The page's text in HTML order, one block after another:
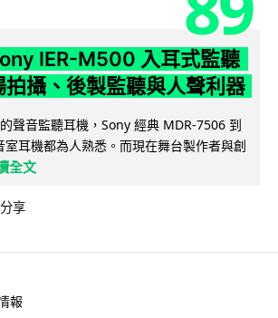
IER-M500 入耳式監聽
拍攝、後製監聽與人聲利器
聲音監聽耳機，Sony 經典 MDR-7506 到
耳機都為人熟悉。而現在舞台製作者與創
全文
分享
報